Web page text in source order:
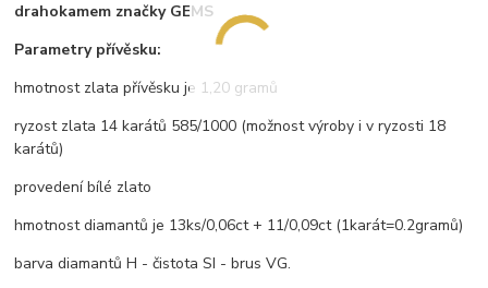
drahokamem značky GEMS
Parametry přívěsku:
hmotnost zlata přívěsku je 1,20 gramů
ryzost zlata 14 karátů 585/1000 (možnost výroby i v ryzosti 18
karátů)
provedení bílé zlato
hmotnost diamantů je 13ks/0,06ct + 11/0,09ct (1karát=0.2gramů)
barva diamantů H - čistota SI - brus VG.